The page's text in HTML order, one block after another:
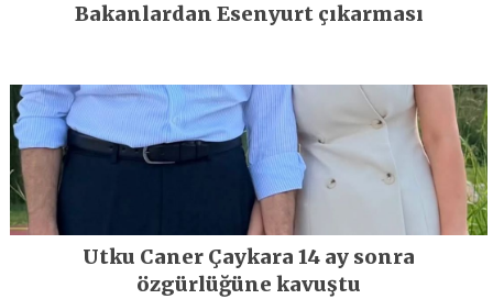
Bakanlardan Esenyurt çıkarması
Utku Caner Çaykara 14 ay sonra
özgürlüğüne kavuştu